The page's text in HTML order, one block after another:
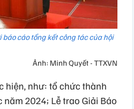
cáo tổng kết công tác của hội
Ảnh: Minh Quyết - TTXVN
hiện, như: tổ chức thành
2024; Lễ trao Giải Báo